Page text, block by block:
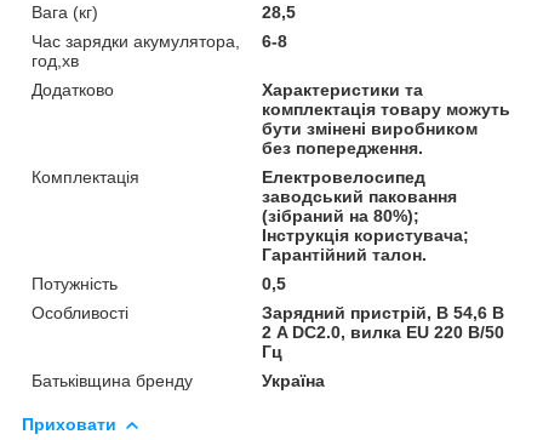
Вага (кг)
28,5
Час зарядки акумулятора,
год,хв
6-8
Додатково
Характеристики та
комплектація товару можуть
бути змінені виробником
без попередження.
Комплектація
Електровелосипед
заводський паковання
(зібраний на 80%);
Інструкція користувача;
Гарантійний талон.
Потужність
0,5
Особливості
Зарядний пристрій, В 54,6 В
2 A DC2.0, вилка EU 220 В/50
Гц
Батьківщина бренду
Україна
Приховати